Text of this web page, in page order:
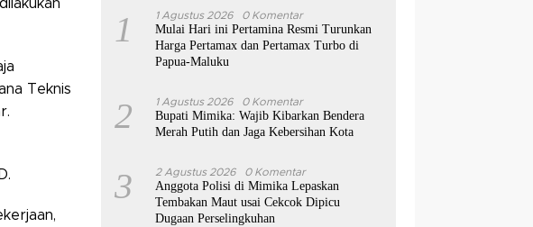
Teknis
1 1 Agustus 2026 0 Komentar
Mulai Hari ini Pertamina Resmi Turunkan
Harga Pertamax dan Pertamax Turbo di
Papua-Maluku
2 1 Agustus 2026 0 Komentar
Bupati Mimika: Wajib Kibarkan Bendera
Merah Putih dan Jaga Kebersihan Kota
3 2 Agustus 2026 0 Komentar
Anggota Polisi di Mimika Lepaskan
Tembakan Maut usai Cekcok Dipicu
Dugaan Perselingkuhan